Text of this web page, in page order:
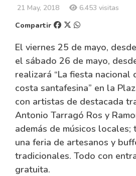
21 May, 2018
6.453 visitas
Compartir
El viernes 25 de mayo,
el sábado 26 de mayo,
realizará “La fiesta nacional
costa santafesina” en la
con artistas de destacada
Antonio Tarragó Ros y
además de músicos locales;
una feria de artesanos y
tradicionales. Todo con
gratuita.